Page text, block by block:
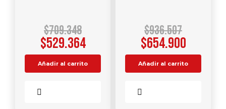
$709.348
$529.364
Añadir al carrito
$936.507
$654.900
Añadir al carrito